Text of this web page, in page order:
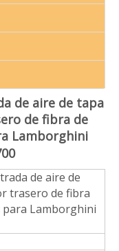
de aire de tapa
de fibra de
Lamborghini
de aire de
trasero de fibra
Lamborghini